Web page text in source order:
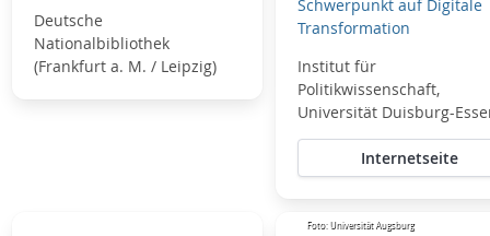
Deutsche
Nationalbibliothek
(Frankfurt a. M. / Leipzig)
Schwerpunkt auf Digitale
Transformation
Institut für
Politikwissenschaft,
Universität Duisburg-
Internetseite
Foto: Universität Augsburg